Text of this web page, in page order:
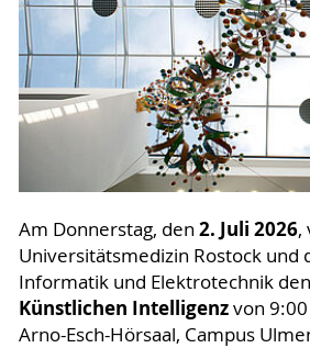
Am Donnerstag, den 2. Juli 2026,
Universitätsmedizin Rostock und
Informatik und Elektrotechnik den
Künstlichen Intelligenzvon 9:00
Arno-Esch-Hörsaal, Campus